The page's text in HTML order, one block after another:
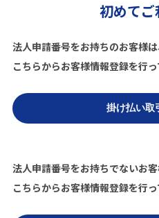
初めて
法人申請番号をお持ちのお客様は
こちらからお客様情報登録を行っ
法人申請番号をお持ちでないお客
こちらからお客様情報登録を行っ